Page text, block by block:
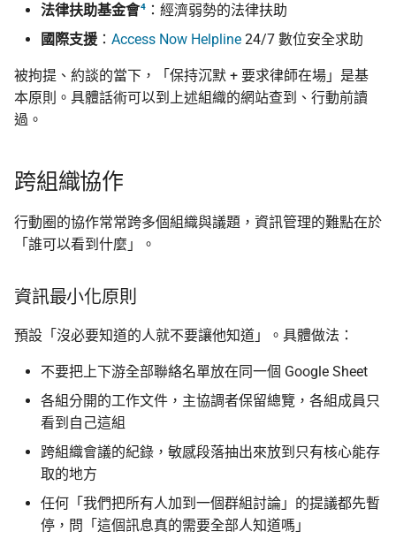
法律扶助基金會4
：經濟弱勢的法律扶助
國際支援 ： Access Now Helpline 24/7 數位安全求助
被拘提、約談的當下，「保持沉默 + 要求律師在場」是基
本原則。具體話術可以到上述組織的網站查到、行動前讀
過。
跨組織協作
行動圈的協作常常跨多個組織與議題，資訊管理的難點在於
「誰可以看到什麼」。
資訊最小化原則
預設「沒必要知道的人就不要讓他知道」。具體做法：
不要把上下游全部聯絡名單放在同一個 Google Sheet
各組分開的工作文件，主協調者保留總覽，各組成員只
看到自己這組
跨組織會議的紀錄，敏感段落抽出來放到只有核心能存
取的地方
任何「我們把所有人加到一個群組討論」的提議都先暫
停，問「這個訊息真的需要全部人知道嗎」